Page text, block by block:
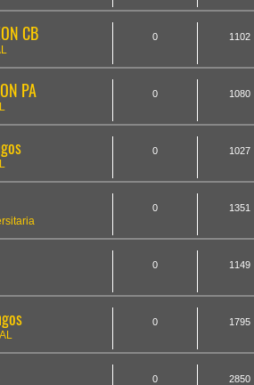
CB 0 1102
PA 0 1080
0 1027
0 1351
0 1149
0 1795
0 2850